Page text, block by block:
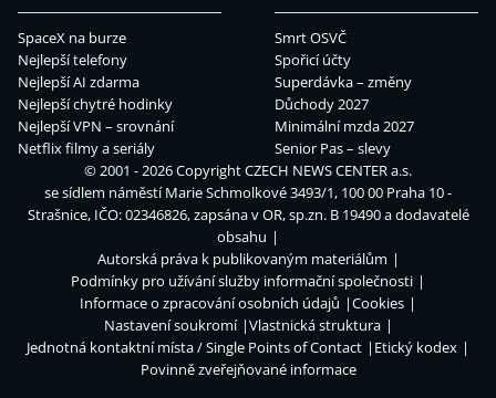
SpaceX na burze
Nejlepší telefony
Nejlepší AI zdarma
Nejlepší chytré hodinky
Nejlepší VPN – srovnání
Netflix filmy a seriály
Smrt OSVČ
Spořicí účty
Superdávka – změny
Důchody 2027
Minimální mzda 2027
Senior Pas – slevy
© 2001 - 2026 CopyrightCZECH NEWS CENTER a.s.
se sídlem náměstí Marie Schmolkové 3493/1, 100 00 Praha 10 -
Strašnice, IČO: 02346826, zapsána v OR, sp.zn. B 19490 a dodavatelé
obsahu
Autorská práva k publikovaným materiálům
Podmínky pro užívání služby informační společnosti
Informace o zpracování osobních údajů
Cookies
Nastavení soukromí
Vlastnická struktura
Jednotná kontaktní místa / Single Points of Contact
Etický kodex
Povinně zveřejňované informace